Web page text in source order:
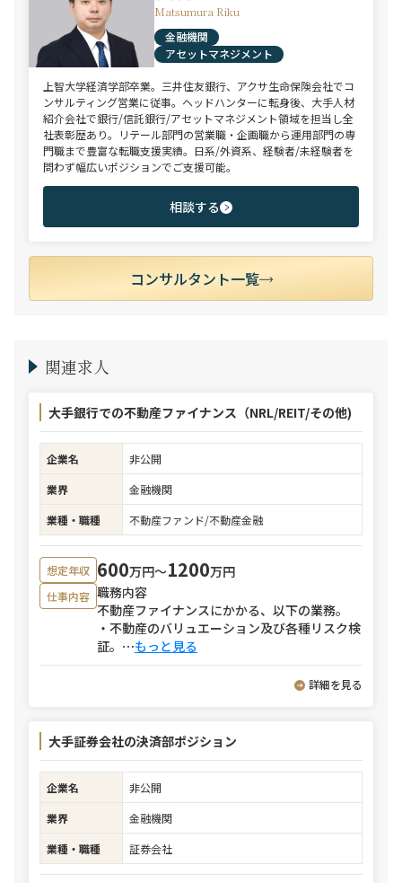
Matsumura Riku
金融機関
アセットマネジメント
上智大学経済学部卒業。三井住友銀行、アクサ生命保険会社でコ
ンサルティング営業に従事。ヘッドハンターに転身後、大手人材
紹介会社で銀行/信託銀行/アセットマネジメント領域を担当し全
社表彰歴あり。リテール部門の営業職・企画職から運用部門の専
門職まで豊富な転職支援実績。日系/外資系、経験者/未経験者を
問わず幅広いポジションでご支援可能。
相談する
コンサルタント一覧
関連求人
大手銀行での不動産ファイナンス（NRL/REIT/その他)
企業名
非公開
業界
金融機関
業種・職種
不動産ファンド/不動産金融
想定年収 600万円〜1200万円
仕事内容 職務内容
不動産ファイナンスにかかる、以下の業務。
・不動産のバリュエーション及び各種リスク検
証。 ⋯もっと見る
詳細を見る
大手証券会社の決済部ポジション
企業名
非公開
業界
金融機関
業種・職種
証券会社